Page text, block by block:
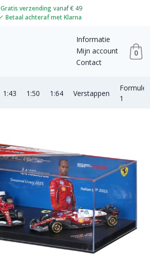
Gratis verzending vanaf € 49
Betaal achteraf met Klarna
Informatie
Mijn account
Contact
0
1:43 1:50 1:64 Verstappen
Formule
1